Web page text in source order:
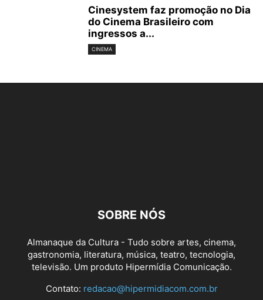
Cinesystem faz promoção no Dia
do Cinema Brasileiro com
ingressos a...
CINEMA
SOBRE NÓS
Almanaque da Cultura - Tudo sobre artes, cinema,
gastronomia, literatura, música, teatro, tecnologia,
televisão. Um produto Hipermídia Comunicação.
Contato: redacao@hipermidiacom.com.br